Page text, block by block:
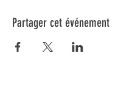
Partager cet événement